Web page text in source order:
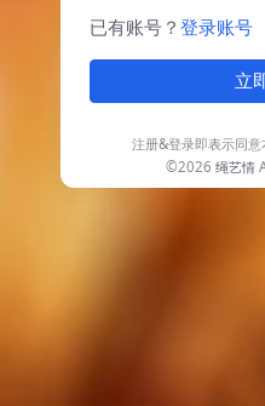
已有账号？ 登录账号
立
注册&登录即表示同意
©2026 绳艺情